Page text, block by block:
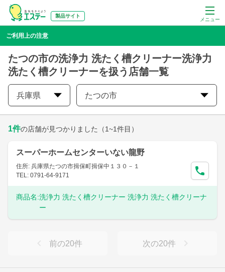
メニュー
製品サイト
ご利用上の注意
たつの市の洗浄力 洗たく槽クリーナー洗浄力
洗たく槽クリーナーを扱う店舗一覧
兵庫県 たつの市
1件の店舗が見つかりました （1~1件目）
スーパーホームセンターいない龍野
住所: 兵庫県たつの市揖保町揖保中１３０－１
TEL: 0791-64-9171
商品名:洗浄力 洗たく槽クリーナー 洗浄力 洗たく槽クリーナ
ー
前の20件 次の20件